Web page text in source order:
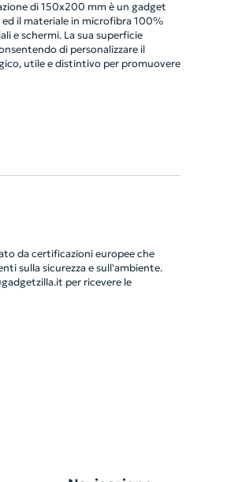
di 150x200 mm è un gadget
il materiale in microfibra 100%
e schermi. La sua superficie
di personalizzare il
utile e distintivo per promuovere
da certificazioni europee che
sulla sicurezza e sull'ambiente.
per ricevere le